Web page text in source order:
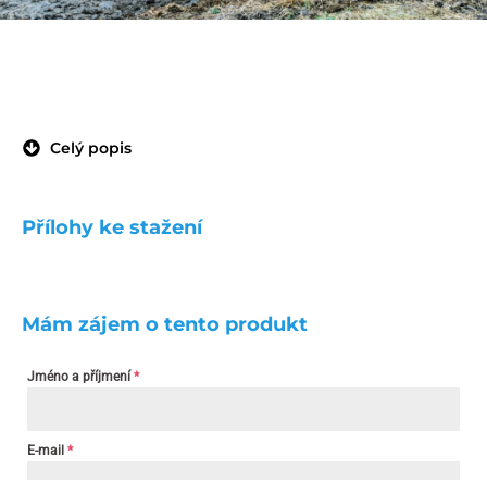
Celý popis
Přílohy ke stažení
Mám zájem o tento produkt
Jméno a příjmení *
E-mail *